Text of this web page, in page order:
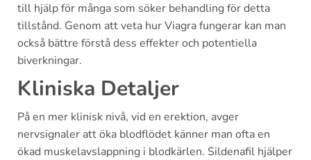
till hjälp för många som söker behandling för detta
tillstånd. Genom att veta hur Viagra fungerar kan man
också bättre förstå dess effekter och potentiella
biverkningar.
Kliniska Detaljer
På en mer klinisk nivå, vid en erektion, avger
nervsignaler att öka blodflödet känner man ofta en
ökad muskelavslappning i blodkärlen. Sildenafil hjälper